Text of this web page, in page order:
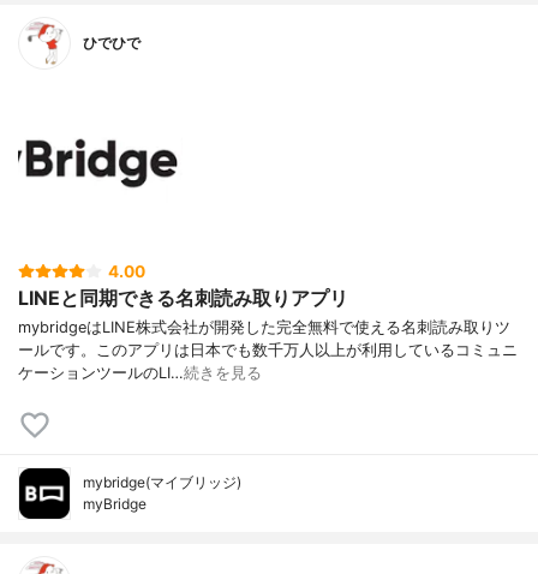
ひでひで
4.00
LINEと同期できる名刺読み取りアプリ
mybridgeはLINE株式会社が開発した完全無料で使える名刺読み取りツ
ールです。このアプリは日本でも数千万人以上が利用しているコミュニ
ケーションツールのLI…続きを見る
mybridge(マイブリッジ)
myBridge